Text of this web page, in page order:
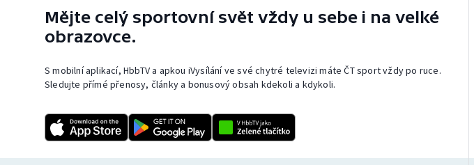
Mějte celý sportovní svět vždy u sebe i na velké
obrazovce.
S mobilní aplikací, HbbTV a apkou iVysílání ve své chytré televizi máte ČT sport vždy po ruce.
Sledujte přímé přenosy, články a bonusový obsah kdekoli a kdykoli.